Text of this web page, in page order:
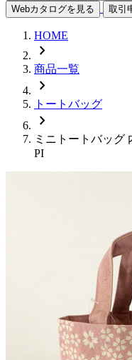
Webカタログを見る 取引
HOME
chevron_right
商品一覧
chevron_right
トートバッグ
chevron_right
ミニトートバッグ
PI